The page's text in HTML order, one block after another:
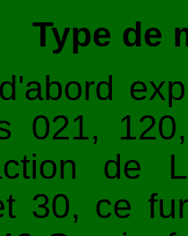
Type de
021,
de
30, ce